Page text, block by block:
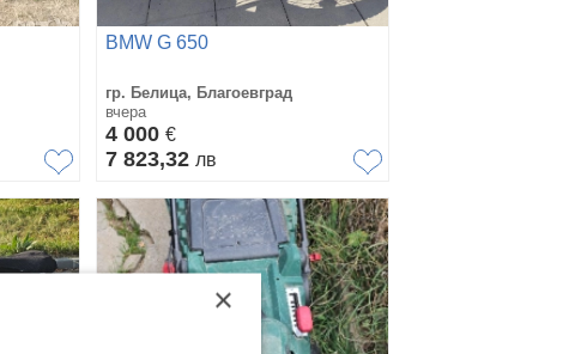
BMW G 650
гр. Белица, Благоевград
вчера
4 000 €
7 823,32 лв
×